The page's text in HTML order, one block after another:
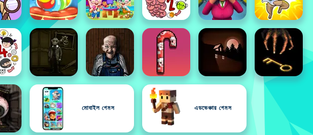
মোবাইল গেমস এডভেঞ্চার গেমস